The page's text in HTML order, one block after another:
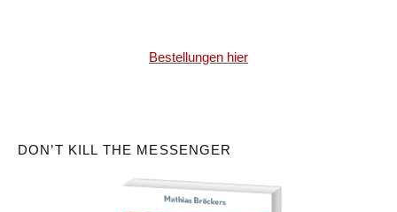
Bestellungen hier
DON’T KILL THE MESSENGER